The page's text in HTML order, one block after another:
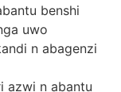
benshi
uwo
n abagenzi
azwi n abantu